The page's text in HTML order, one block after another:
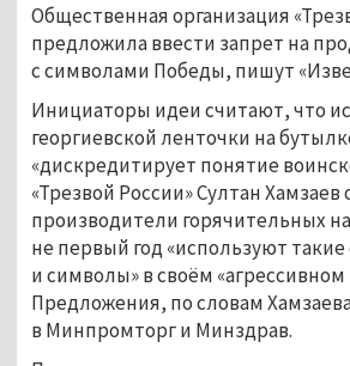
Общественная организация
предложила ввести запрет на
с символами Победы, пишут
Инициаторы идеи считают, что
георгиевской ленточки на
«дискредитирует понятие
«Трезвой России» Султан
производители горячительных
не первый год «используют
и символы» в своём «агрессивном
Предложения, по словам
в Минпромторг и Минздрав.